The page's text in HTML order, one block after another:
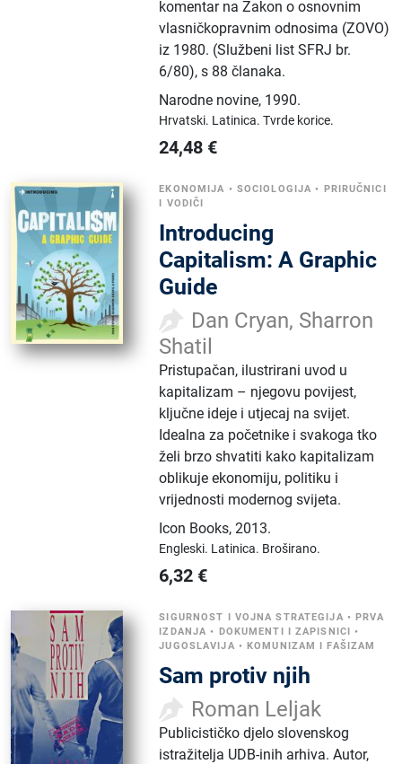
komentar na Zakon o osnovnim
vlasničkopravnim odnosima (ZOVO)
iz 1980. (Službeni list SFRJ br.
6/80), s 88 članaka.
Narodne novine, 1990.
Hrvatski. Latinica.Tvrde korice.
24,48 €
EKONOMIJA • SOCIOLOGIJA • PRIRUČNICI
I VODIČI
Introducing
Capitalism: A Graphic
Guide
Dan Cryan, Sharron
Shatil
Pristupačan, ilustrirani uvod u
kapitalizam – njegovu povijest,
ključne ideje i utjecaj na svijet.
Idealna za početnike i svakoga tko
želi brzo shvatiti kako kapitalizam
oblikuje ekonomiju, politiku i
vrijednosti modernog svijeta.
Icon Books,2013.
Engleski. Latinica. Broširano.
6,32 €
SIGURNOST I VOJNA STRATEGIJA •PRVA
IZDANJA • DOKUMENTI I ZAPISNICI •
JUGOSLAVIJA •KOMUNIZAM I FAŠIZAM
Sam protiv njih
Roman Leljak
Publicističko djelo slovenskog
istražitelja UDB-inih arhiva. Autor,